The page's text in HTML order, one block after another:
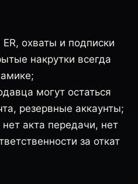
охваты и подписки
накрутки всегда
могут остаться
резервные аккаунты;
акта передачи, нет
за откат